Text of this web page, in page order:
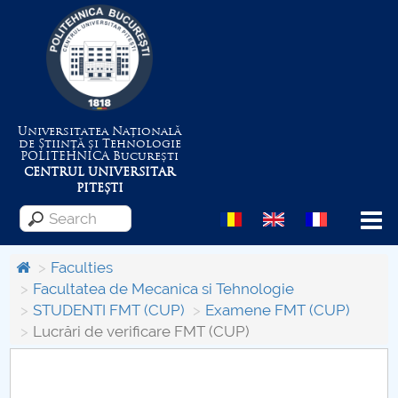
Universitatea Națională
de Știință și Tehnologie
POLITEHNICABucurești
CENTRUL UNIVERSITAR
PITEȘTI
Menu
About the University
Centrul de Management al Proiectelor
Faculties
Facultatea de Mecanica si Tehnologie
STUDENTI FMT (CUP)
Examene FMT (CUP)
Lucrări de verificare FMT (CUP)